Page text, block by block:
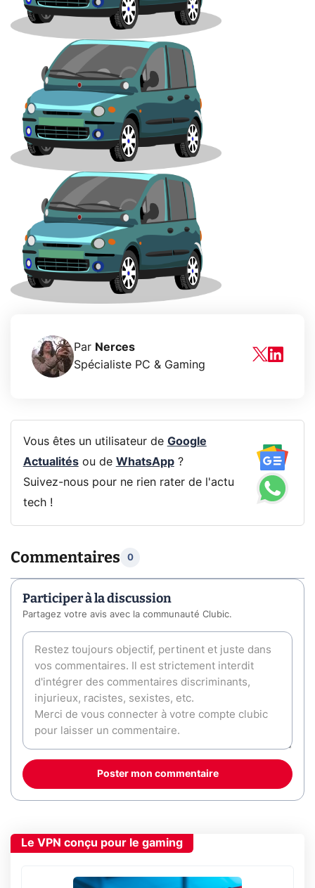
Par Nerces
Spécialiste PC & Gaming
Vous êtes un utilisateur de Google
Actualitésou de WhatsApp?
Suivez-nous pour ne rien rater de l'actu
tech !
Commentaires 0
Participer à la discussion
Partagez votre avis avec la communauté Clubic.
Poster mon commentaire
Le VPN conçu pour le gaming